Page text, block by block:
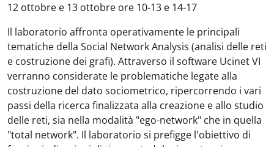
12 ottobre e 13 ottobre ore 10-13 e 14-17
Il laboratorio affronta operativamente le principali
tematiche della Social Network Analysis (analisi delle reti
e costruzione dei grafi). Attraverso il software Ucinet VI
verranno considerate le problematiche legate alla
costruzione del dato sociometrico, ripercorrendo i vari
passi della ricerca finalizzata alla creazione e allo studio
delle reti, sia nella modalità "ego-network" che in quella
"total network". Il laboratorio si prefigge l'obiettivo di